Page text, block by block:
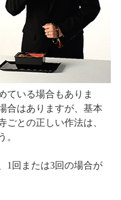
ている場合もありま
合はありますが、基本
ごとの正しい作法は、
。
1回または3回の場合が